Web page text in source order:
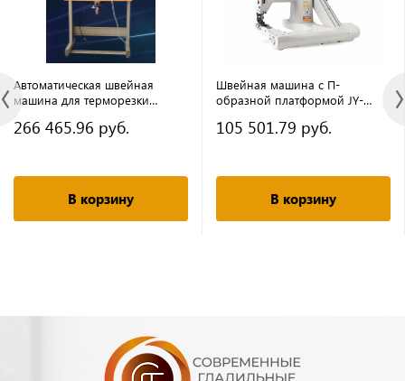
Автоматическая швейная
машина для терморезки
одним лезвием
266 465.96 руб.
В корзину
Швейная машина с П-
образной платформой JY-
(комплект)
105 501.79 руб.
В корзину